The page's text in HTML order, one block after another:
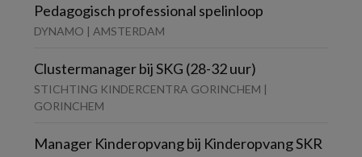
Pedagogisch professional spelinloop
DYNAMO | AMSTERDAM
Clustermanager bij SKG (28-32 uur)
STICHTING KINDERCENTRA GORINCHEM |
GORINCHEM
Manager Kinderopvang bij Kinderopvang SKR